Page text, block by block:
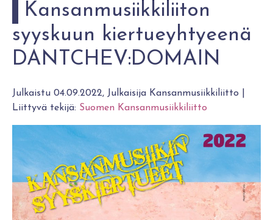
Kansanmusiikkiliiton
syyskuun kiertueyhtyeenä
DANTCHEV:DOMAIN
Julkaistu 04.09.2022, Julkaisija Kansanmusiikkiliitto |
Liittyvä tekijä: Suomen Kansanmusiikkiliitto